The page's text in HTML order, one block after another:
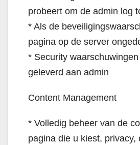
probeert om de admin log
* Als de
pagina op de server
* Security
geleverd aan admin
Content Management
* Volledig beheer van de
pagina die u kiest, privacy,